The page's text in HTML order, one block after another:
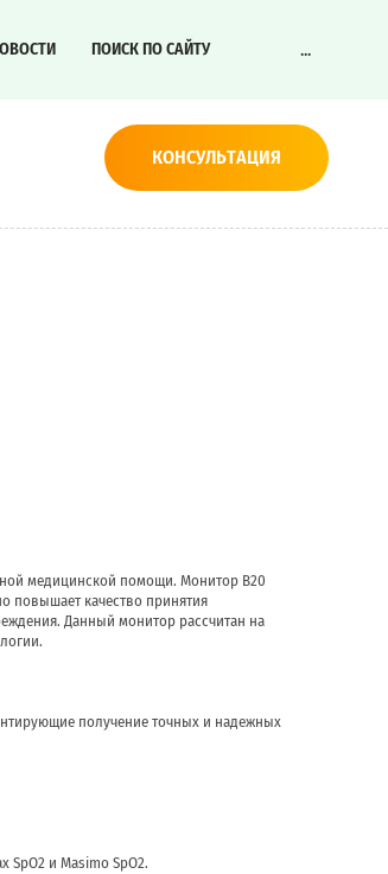
ПОИСК ПО САЙТУ ...
КОНСУЛЬТАЦИЯ
медицинской помощи. Монитор B20
повышает качество принятия
Данный монитор рассчитан на
получение точных и надежных
и Masimo SpO2.